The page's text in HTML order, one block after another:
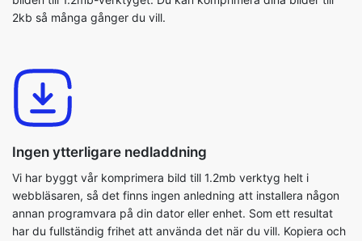
Ingen ytterligare nedladdning
Vi har byggt vår komprimera bild till 1.2mb verktyg helt i
annan programvara på din dator eller enhet. Som ett resultat
har du fullständig frihet att använda det när du vill. Kopiera och
klistra in webbadressen till vår webbplats i adressfältet i din
webbläsare för att slutföra registreringsprocessen hos oss.